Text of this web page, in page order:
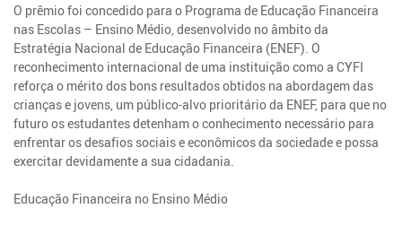
O prêmio foi concedido para o Programa de Educação Financeira
nas Escolas – Ensino Médio, desenvolvido no âmbito da
Estratégia Nacional de Educação Financeira (ENEF). O
reconhecimento internacional de uma instituição como a CYFI
reforça o mérito dos bons resultados obtidos na abordagem das
crianças e jovens, um público-alvo prioritário da ENEF, para que no
futuro os estudantes detenham o conhecimento necessário para
enfrentar os desafios sociais e econômicos da sociedade e possa
exercitar devidamente a sua cidadania.
Educação Financeira no Ensino Médio